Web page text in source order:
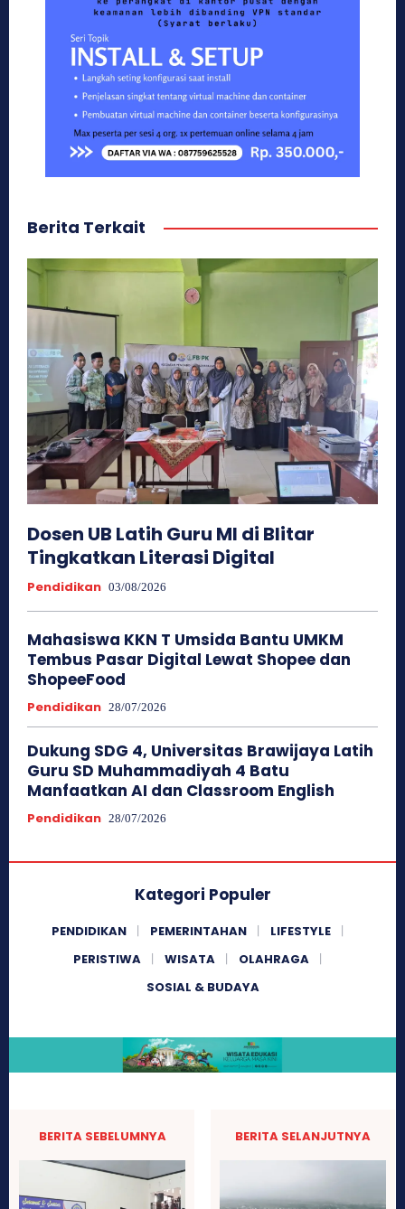
Berita Terkait
Dosen UB Latih Guru MI di Blitar
Tingkatkan Literasi Digital
Pendidikan 03/08/2026
Mahasiswa KKN T Umsida Bantu UMKM
Tembus Pasar Digital Lewat Shopee dan
ShopeeFood
Pendidikan 28/07/2026
Dukung SDG 4, Universitas Brawijaya Latih
Guru SD Muhammadiyah 4 Batu
Manfaatkan AI dan Classroom English
Pendidikan 28/07/2026
Kategori Populer
PENDIDIKAN PEMERINTAHAN
LIFESTYLE
PERISTIWA
WISATA
OLAHRAGA
SOSIAL & BUDAYA
BERITA SEBELUMNYA BERITA SELANJUTNYA